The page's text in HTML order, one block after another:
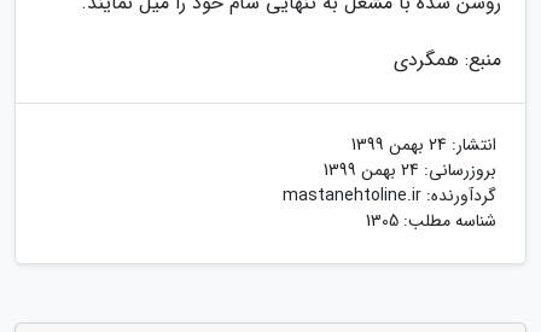
منبع: همگردی
انتشار: 24 بهمن 1399
بروزرسانی: 24 بهمن 1399
گردآورنده: mastanehtoline.ir
شناسه مطلب: 1305